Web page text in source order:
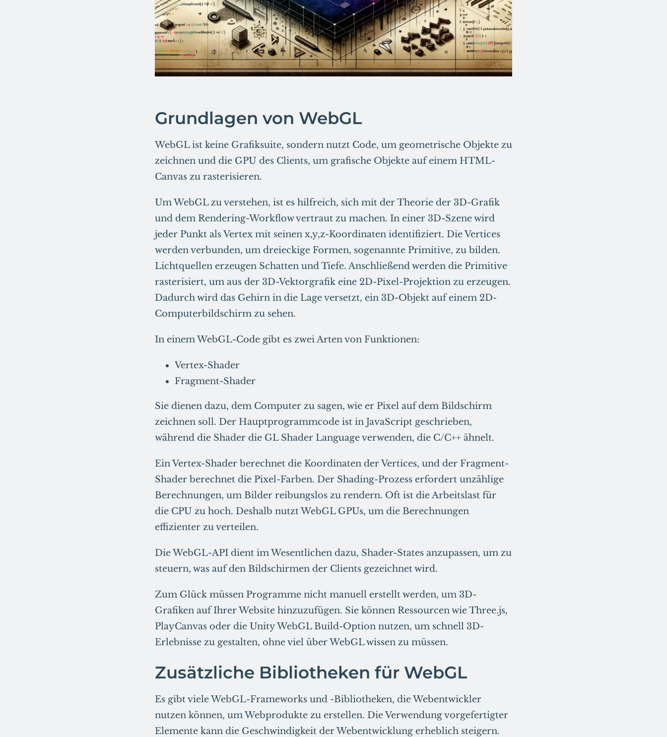
Grundlagen von WebGL
WebGL ist keine Grafiksuite, sondern nutzt Code, um geometrische Objekte zu
zeichnen und die GPU des Clients, um grafische Objekte auf einem HTML-
Canvas zu rasterisieren.
Um WebGL zu verstehen, ist es hilfreich, sich mit der Theorie der 3D-Grafik
und dem Rendering-Workflow vertraut zu machen. In einer 3D-Szene wird
jeder Punkt als Vertex mit seinen x,y,z-Koordinaten identifiziert. Die Vertices
werden verbunden, um dreieckige Formen, sogenannte Primitive, zu bilden.
Lichtquellen erzeugen Schatten und Tiefe. Anschließend werden die Primitive
rasterisiert, um aus der 3D-Vektorgrafik eine 2D-Pixel-Projektion zu erzeugen.
Dadurch wird das Gehirn in die Lage versetzt, ein 3D-Objekt auf einem 2D-
Computerbildschirm zu sehen.
In einem WebGL-Code gibt es zwei Arten von Funktionen:
Vertex-Shader
Fragment-Shader
Sie dienen dazu, dem Computer zu sagen, wie er Pixel auf dem Bildschirm
zeichnen soll. Der Hauptprogrammcode ist in JavaScript geschrieben,
während die Shader die GL Shader Language verwenden, die C/C++ ähnelt.
Ein Vertex-Shader berechnet die Koordinaten der Vertices, und der Fragment-
Shader berechnet die Pixel-Farben. Der Shading-Prozess erfordert unzählige
Berechnungen, um Bilder reibungslos zu rendern. Oft ist die Arbeitslast für
die CPU zu hoch. Deshalb nutzt WebGL GPUs, um die Berechnungen
effizienter zu verteilen.
Die WebGL-API dient im Wesentlichen dazu, Shader-States anzupassen, um zu
steuern, was auf den Bildschirmen der Clients gezeichnet wird.
Zum Glück müssen Programme nicht manuell erstellt werden, um 3D-
Grafiken auf Ihrer Website hinzuzufügen. Sie können Ressourcen wie Three.js,
PlayCanvas oder die Unity WebGL Build-Option nutzen, um schnell 3D-
Erlebnisse zu gestalten, ohne viel über WebGL wissen zu müssen.
Zusätzliche Bibliotheken für WebGL
Es gibt viele WebGL-Frameworks und -Bibliotheken, die Webentwickler
nutzen können, um Webprodukte zu erstellen. Die Verwendung vorgefertigter
Elemente kann die Geschwindigkeit der Webentwicklung erheblich steigern.